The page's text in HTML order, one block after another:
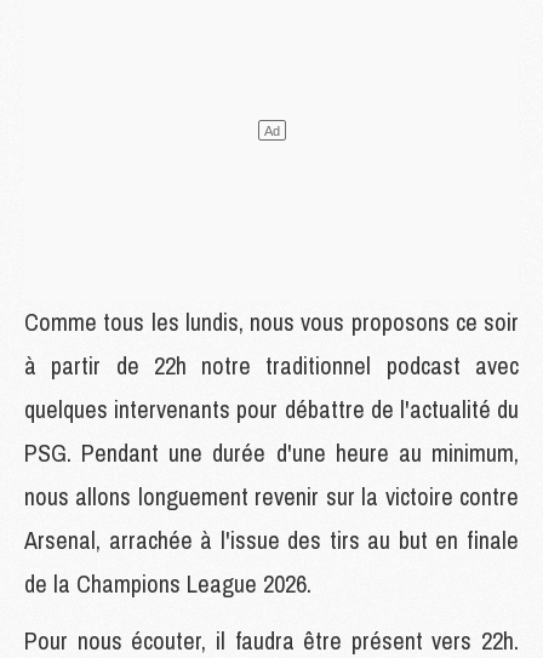
Comme tous les lundis, nous vous proposons ce soir
à partir de 22h notre traditionnel podcast avec
quelques intervenants pour débattre de l'actualité du
PSG. Pendant une durée d'une heure au minimum,
nous allons longuement revenir sur la victoire contre
Arsenal, arrachée à l'issue des tirs au but en finale
de la Champions League 2026.
Pour nous écouter, il faudra être présent vers 22h.